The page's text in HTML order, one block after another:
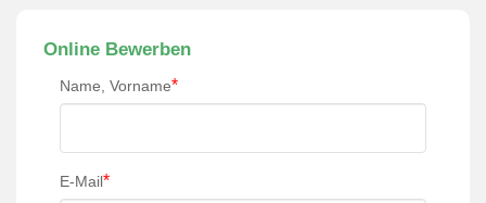
Online Bewerben
Name, Vorname*
E-Mail*